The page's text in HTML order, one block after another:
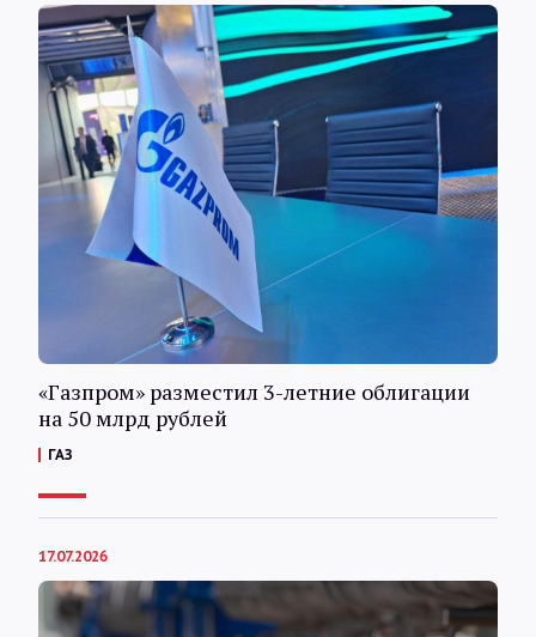
«Газпром» разместил 3-летние облигации
на 50 млрд рублей
ГАЗ
17.07.2026